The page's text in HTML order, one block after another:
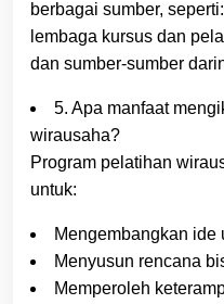
berbagai sumber,
lembaga kursus dan
dan sumber-sumber
5. Apa manfaat
wirausaha?
Program pelatihan
untuk:
Mengembangkan ide
Menyusun rencana
Memperoleh